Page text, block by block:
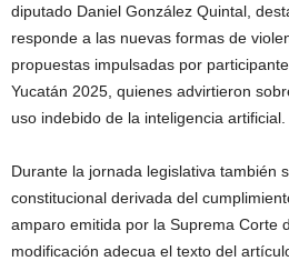
diputado Daniel González Quintal,
responde a las nuevas formas de
propuestas impulsadas por
Yucatán 2025, quienes advirtieron
uso indebido de la inteligencia artificial.
Durante la jornada legislativa también
constitucional derivada del
amparo emitida por la Suprema Corte
modificación adecua el texto del